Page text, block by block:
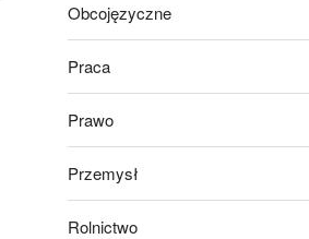
Obcojęzyczne
Praca
Prawo
Przemysł
Rolnictwo